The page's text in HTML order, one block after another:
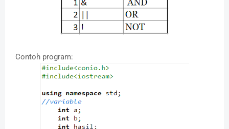
Contoh program: